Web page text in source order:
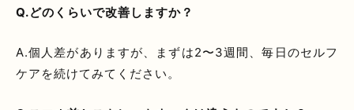
Q.どのくらいで改善しますか？
A.個人差がありますが、まずは2〜3週間、毎日のセルフ
ケアを続けてみてください。